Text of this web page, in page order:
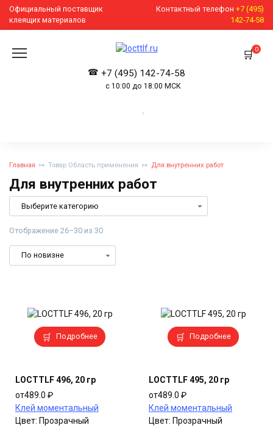
Перейти
содержанию
Официальный поставщик
клеящих материалов
Контактный телефон +7 (495)
142-74-58
+7 (495) 142-74-58
с 10:00 до 18:00 МСК
0
Главная Товар Область применения Для внутренних работ
Для внутренних работ
Отображение 26–30 из 30
Подробнее
Этот
товар
вариаций.
можно
выбрать
LOCTTLF 496, 20 гр
от489.0 ₽
Клей моментальный
Цвет: Прозрачный
Подробнее
Этот
товар
вариаций.
можно
выбрать
LOCTTLF 495, 20 гр
от489.0 ₽
Клей моментальный
Цвет: Прозрачный